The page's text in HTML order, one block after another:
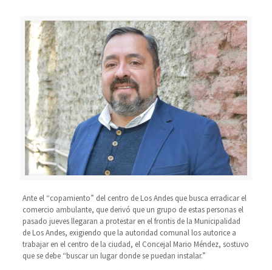
Ante el “copamiento” del centro de Los Andes que busca erradicar el
comercio ambulante, que derivó que un grupo de estas personas el
pasado jueves llegaran a protestar en el frontis de la Municipalidad
de Los Andes, exigiendo que la autoridad comunal los autorice a
trabajar en el centro de la ciudad, el Concejal Mario Méndez, sostuvo
que se debe “buscar un lugar donde se puedan instalar.”